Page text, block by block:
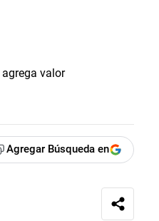
Agregar Búsqueda en